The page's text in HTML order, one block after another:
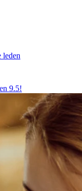
leden
9.5!